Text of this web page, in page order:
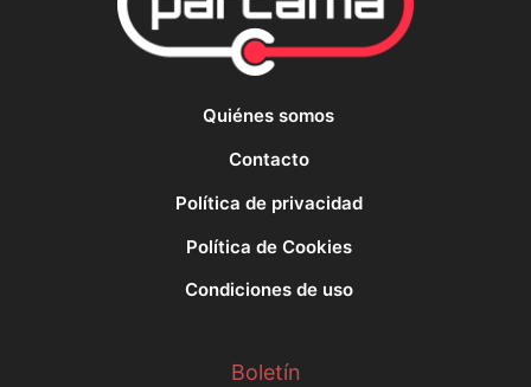
Quiénes somos
Contacto
Política de privacidad
Política de Cookies
Condiciones de uso
Boletín